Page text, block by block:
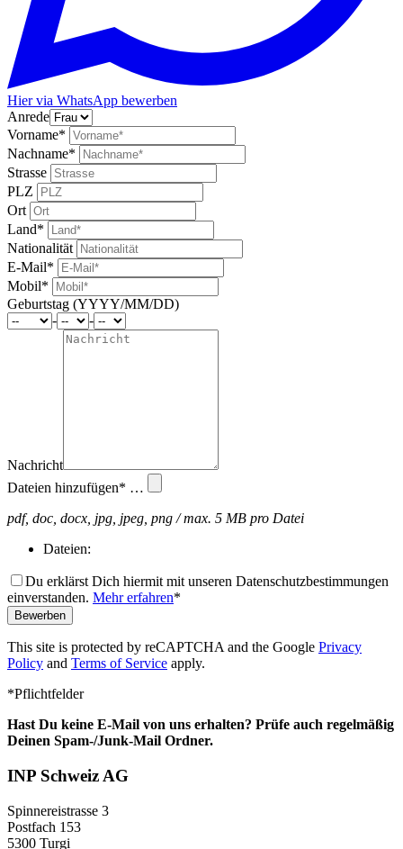
Hier via WhatsApp bewerben
Anrede
Vorname*
Nachname*
Strasse
PLZ
Ort
Land*
Nationalität
E-Mail*
Mobil*
Geburtstag (YYYY/MM/DD)
-
-
Nachricht
Dateien hinzufügen* …
pdf, doc, docx, jpg, jpeg, png / max. 5 MB pro Datei
Dateien:
Du erklärst Dich hiermit mit unseren Datenschutzbestimmungen
einverstanden. Mehr erfahren*
Bewerben
This site is protected by reCAPTCHA and the Google Privacy
Policy and Terms of Service apply.
Bitte nicht ausfüllen.
*Pflichtfelder
Hast Du keine E-Mail von uns erhalten? Prüfe auch regelmäßig
Deinen Spam-/Junk-Mail Ordner.
INP Schweiz AG
Spinnereistrasse 3
Postfach 153
5300 Turgi